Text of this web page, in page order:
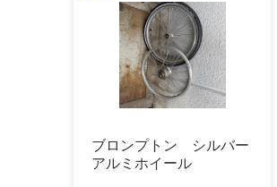
ブロンプトン シルバー
アルミホイール